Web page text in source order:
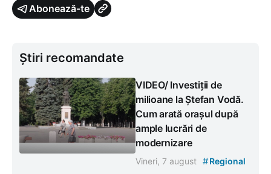
Abonează-te
Știri recomandate
VIDEO/ Investiții de
milioane la Ștefan Vodă.
Cum arată orașul după
ample lucrări de
modernizare
Vineri, 7 august #Regional